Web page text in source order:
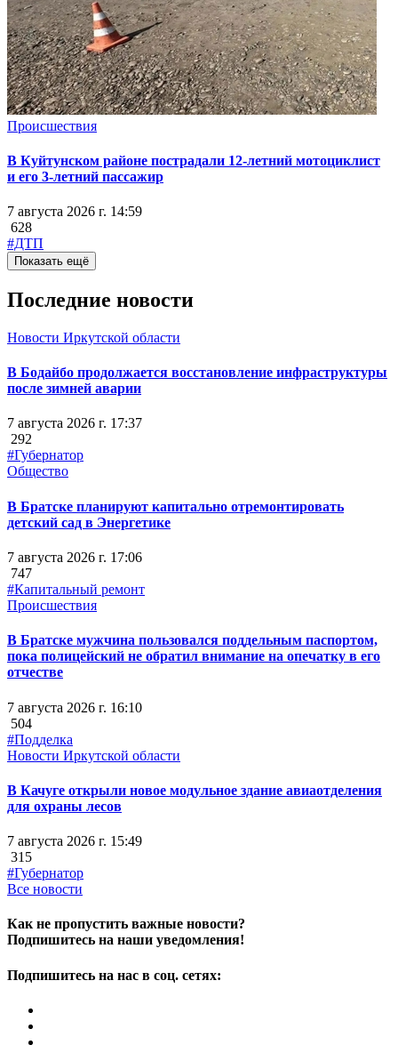
Происшествия
В Куйтунском районе пострадали 12-летний мотоциклист
и его 3-летний пассажир
7 августа 2026 г. 14:59
628
#ДТП
Показать ещё
Последние новости
Новости Иркутской области
В Бодайбо продолжается восстановление инфраструктуры
после зимней аварии
7 августа 2026 г. 17:37
292
#Губернатор
Общество
В Братске планируют капитально отремонтировать
детский сад в Энергетике
7 августа 2026 г. 17:06
747
#Капитальный ремонт
Происшествия
В Братске мужчина пользовался поддельным паспортом,
пока полицейский не обратил внимание на опечатку в его
отчестве
7 августа 2026 г. 16:10
504
#Подделка
Новости Иркутской области
В Качуге открыли новое модульное здание авиаотделения
для охраны лесов
7 августа 2026 г. 15:49
315
#Губернатор
Все новости
Как не пропустить важные новости?
Подпишитесь на наши уведомления!
Подпишитесь на нас в соц. сетях: